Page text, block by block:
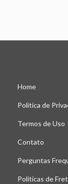
Home
Politica de
Termos de Uso
Contato
Perguntas
Políticas de